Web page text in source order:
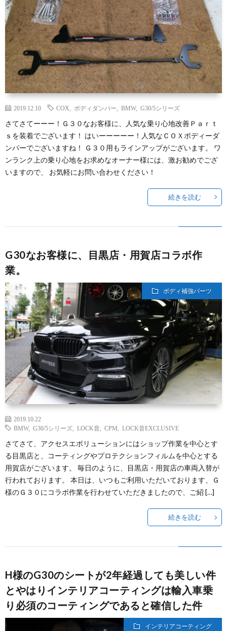
2019.12.10 COX ボディダンパー BMW, G30/5シリーズ
さてさてーーー！Ｇ３０なお客様に、人気な乗り心地改善Ｐａｒｔ
ｓを装着でございます！ はいーーーーー！人気なＣＯＸボディーダ
ンパーでございますね！ Ｇ３０用もラインアップがございます。 ワ
ンランク上の乗り心地をお求めなオーナー様には、激お勧めでござ
いますので、 お気軽にお問い合わせください！
続きを読む
G30なお客様に、目黒店・用賀店コラボ作
業。
ボディ補強パーツ
2019.10.22
BMW, G30/5シリーズ LOCK音 CPM LOCK音EXCLUSIVE
さてさて、アクセスエボリューションにはショップ作業を中心とす
る目黒店と、コーティングやプロテクションフィルムを中心とする
用賀店がございます。 毎日のように、目黒店・用賀店の車両入替が
行われております。 本日は、いつもご利用いただいております、Ｇ
様のＧ３０にコラボ作業を行わせていただきましたので、ご紹 […]
続きを読む
H様のG30のシートが2年経過しても美しい件
とやはりインテリアコーティングは輸入車乗
り必須のコーティングであると確信した件
インテリアコーティング